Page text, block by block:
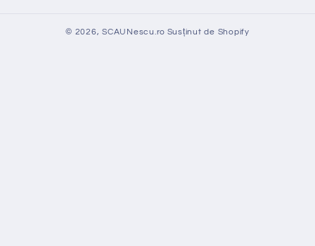
© 2026,SCAUNescu.ro Susținut de Shopify